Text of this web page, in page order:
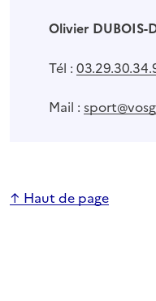
Olivier DUBOIS-
Tél :
Mail :
↑ Haut de page